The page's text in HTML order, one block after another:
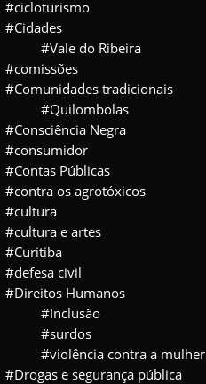
cicloturismo
Cidades
Vale do Ribeira
comissões
Comunidades tradicionais
Quilombolas
Consciência Negra
consumidor
Contas Públicas
contra os agrotóxicos
cultura
cultura e artes
Curitiba
defesa civil
Direitos Humanos
Inclusão
surdos
violência contra a mulher
Drogas e segurança pública